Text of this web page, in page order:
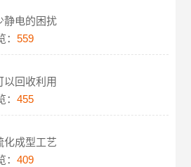
静电的困扰
：559
以回收利用
：455
化成型工艺
：409